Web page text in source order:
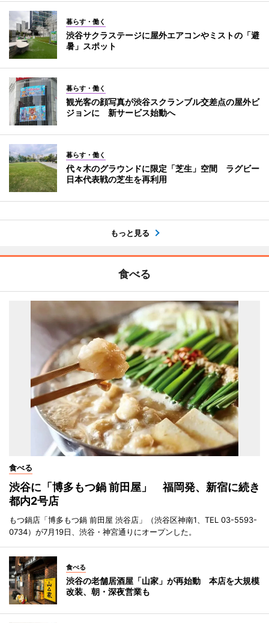
暮らす・働く
渋谷サクラステージに屋外エアコンやミストの「避
暑」スポット
暮らす・働く
観光客の顔写真が渋谷スクランブル交差点の屋外ビ
ジョンに 新サービス始動へ
暮らす・働く
代々木のグラウンドに限定「芝生」空間 ラグビー
日本代表戦の芝生を再利用
もっと見る
食べる
食べる
渋谷に「博多もつ鍋 前田屋」 福岡発、新宿に続き
都内2号店
もつ鍋店「博多もつ鍋 前田屋 渋谷店」（渋谷区神南1、TEL 03-5593-
0734）が7月19日、渋谷・神宮通りにオープンした。
食べる
渋谷の老舗居酒屋「山家」が再始動 本店を大規模
改装、朝・深夜営業も